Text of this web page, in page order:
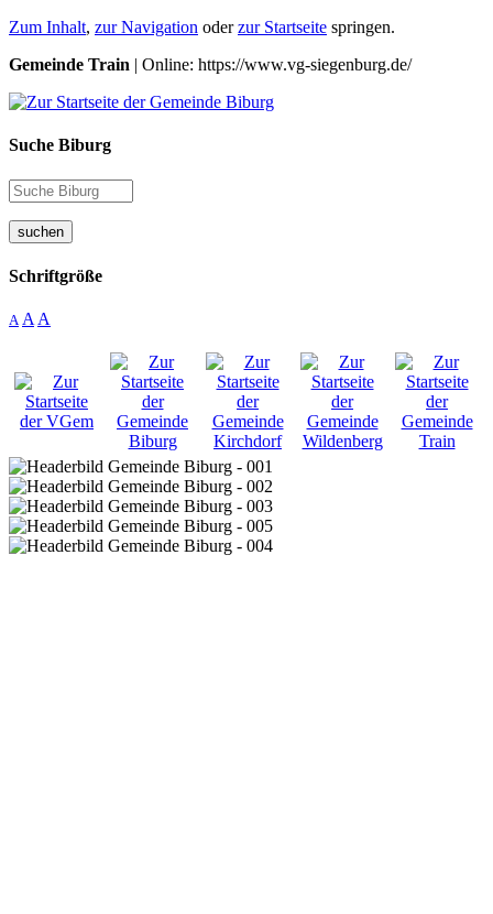
Zum Inhalt, zur Navigation oderzur Startseite springen.
Gemeinde Train | Online: https://www.vg-siegenburg.de/
Suche Biburg
suchen
Schriftgröße
A A A